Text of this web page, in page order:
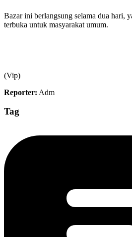
Bazar ini berlangsung selama dua hari,
terbuka untuk masyarakat umum.
(Vip)
Reporter: Adm
Tag